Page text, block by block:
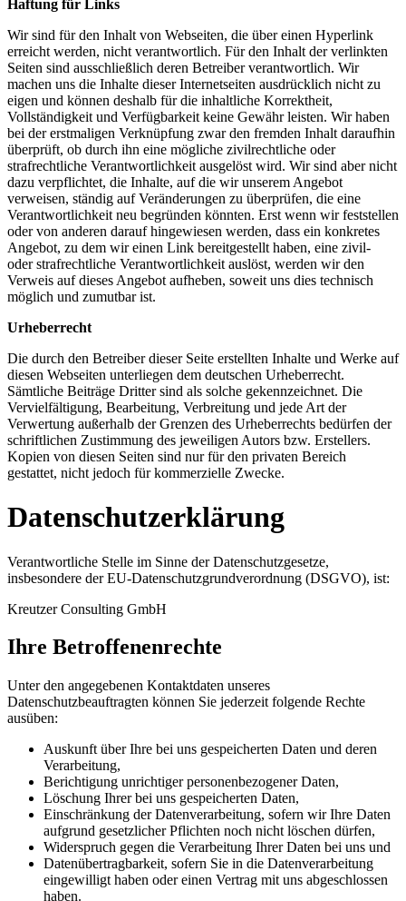
Haftung für Links
Wir sind für den Inhalt von Webseiten, die über einen Hyperlink
erreicht werden, nicht verantwortlich. Für den Inhalt der verlinkten
Seiten sind ausschließlich deren Betreiber verantwortlich. Wir
machen uns die Inhalte dieser Internetseiten ausdrücklich nicht zu
eigen und können deshalb für die inhaltliche Korrektheit,
Vollständigkeit und Verfügbarkeit keine Gewähr leisten. Wir haben
bei der erstmaligen Verknüpfung zwar den fremden Inhalt daraufhin
überprüft, ob durch ihn eine mögliche zivilrechtliche oder
strafrechtliche Verantwortlichkeit ausgelöst wird. Wir sind aber nicht
dazu verpflichtet, die Inhalte, auf die wir unserem Angebot
verweisen, ständig auf Veränderungen zu überprüfen, die eine
Verantwortlichkeit neu begründen könnten. Erst wenn wir feststellen
oder von anderen darauf hingewiesen werden, dass ein konkretes
Angebot, zu dem wir einen Link bereitgestellt haben, eine zivil-
oder strafrechtliche Verantwortlichkeit auslöst, werden wir den
Verweis auf dieses Angebot aufheben, soweit uns dies technisch
möglich und zumutbar ist.
Urheberrecht
Die durch den Betreiber dieser Seite erstellten Inhalte und Werke auf
diesen Webseiten unterliegen dem deutschen Urheberrecht.
Sämtliche Beiträge Dritter sind als solche gekennzeichnet. Die
Vervielfältigung, Bearbeitung, Verbreitung und jede Art der
Verwertung außerhalb der Grenzen des Urheberrechts bedürfen der
schriftlichen Zustimmung des jeweiligen Autors bzw. Erstellers.
Kopien von diesen Seiten sind nur für den privaten Bereich
gestattet, nicht jedoch für kommerzielle Zwecke.
Datenschutzerklärung
Verantwortliche Stelle im Sinne der Datenschutzgesetze,
insbesondere der EU-Datenschutzgrundverordnung (DSGVO), ist:
Kreutzer Consulting GmbH
Ihre Betroffenenrechte
Unter den angegebenen Kontaktdaten unseres
Datenschutzbeauftragten können Sie jederzeit folgende Rechte
ausüben:
Auskunft über Ihre bei uns gespeicherten Daten und deren
Verarbeitung,
Berichtigung unrichtiger personenbezogener Daten,
Löschung Ihrer bei uns gespeicherten Daten,
Einschränkung der Datenverarbeitung, sofern wir Ihre Daten
aufgrund gesetzlicher Pflichten noch nicht löschen dürfen,
Widerspruch gegen die Verarbeitung Ihrer Daten bei uns und
Datenübertragbarkeit, sofern Sie in die Datenverarbeitung
eingewilligt haben oder einen Vertrag mit uns abgeschlossen
haben.